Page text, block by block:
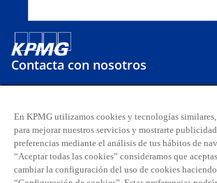
Contacta con nosotros
Sobre KPMG
Carreras
En KPMG utilizamos cookies y tecnologías
para mejorar nuestros servicios y mostrarte
preferencias mediante el análisis de tus hábitos de
“Aceptar todas las cookies” consideramos que
cambiar la configuración del uso de cookies